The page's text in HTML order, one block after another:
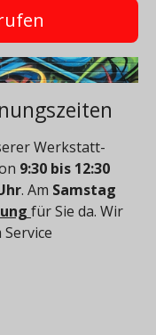
Werkstatt-
9:30 bis 12:30
. Am Samstag
für Sie da. Wir